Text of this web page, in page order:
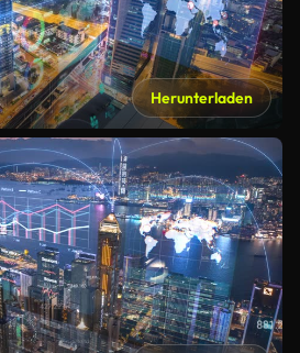
Herunterladen